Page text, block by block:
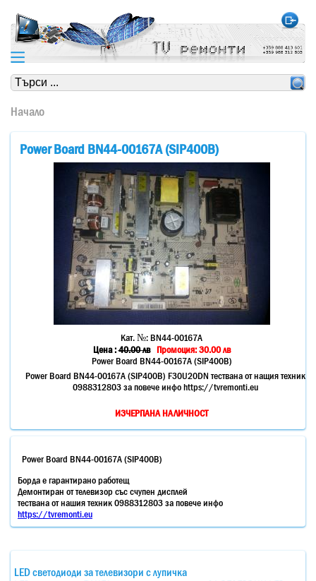
https://www.high-endrolex.com/24
Начало
Power Board BN44-00167A (SIP400B)
Кат. №:BN44-00167A
Цена :40.00лв Промоция: 30.00 лв
Power Board BN44-00167A (SIP400B)
Power Board BN44-00167A (SIP400B) F30U20DN тествана от нащия техник
0988312803 за повече инфо https://tvremonti.eu
ИЗЧЕРПАНА НАЛИЧНОСТ
Power Board BN44-00167A (SIP400B)
Борда е гарантирано работещ
Демонтиран от телевизор със счупен дисплей
тествана от нашия техник 0988312803 за повече инфо
https://tvremonti.eu
LED светодиоди за телевизори с лупичка